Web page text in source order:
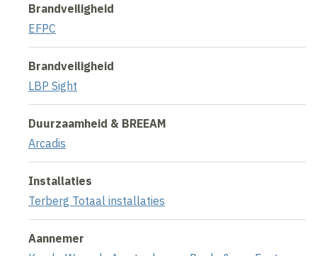
Brandveiligheid
EFPC
Brandveiligheid
LBP Sight
Duurzaamheid & BREEAM
Arcadis
Installaties
Terberg Totaal installaties
Aannemer